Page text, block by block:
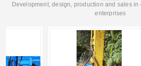
Development, design, production and sales in
enterprises